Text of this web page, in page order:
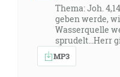
Thema: Joh.
geben werde,
Wasserquelle
sprudelt...Herr
MP3